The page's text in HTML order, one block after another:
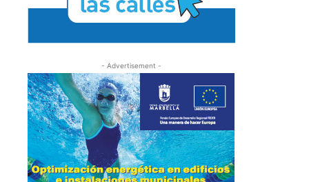
- Advertisement -